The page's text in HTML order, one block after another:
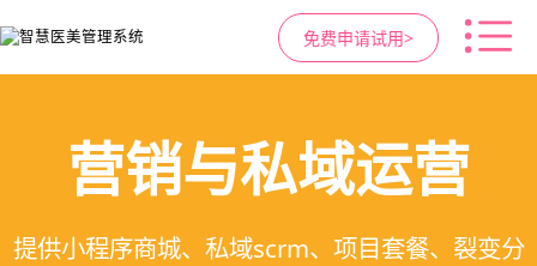
免费申请试用>
医疗资源调度管理
支持电子病历、医生排班、手术室管理、智能预
高净值客户价值挖掘
支持客户分级管理、消费轨迹追踪、个性化方案
营销与私域运营
提供小程序商城、私域scrm、项目套餐、裂变分
智慧医美管理系统
一站式解决医美机构预约、咨询、手术安排、会